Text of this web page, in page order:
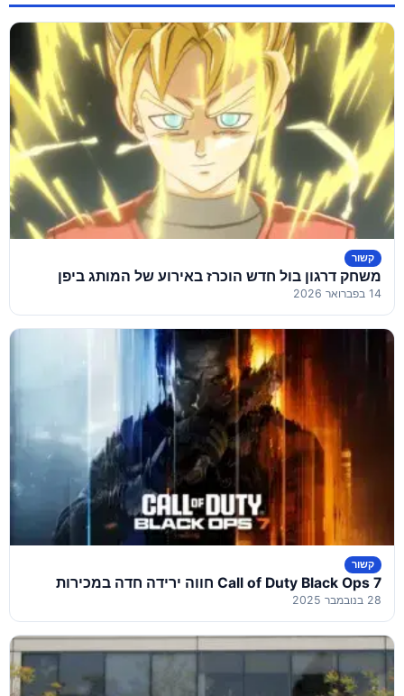
קשור
משחק דרגון בול חדש הוכרז באירוע של המותג ביפן
14 בפברואר 2026
קשור
Call of Duty Black Ops 7 חווה ירידה חדה במכירות
28 בנובמבר 2025